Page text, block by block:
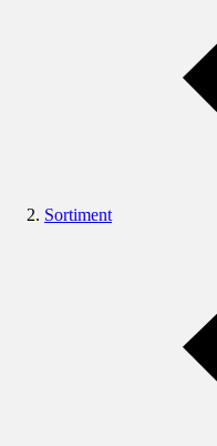
Sortiment